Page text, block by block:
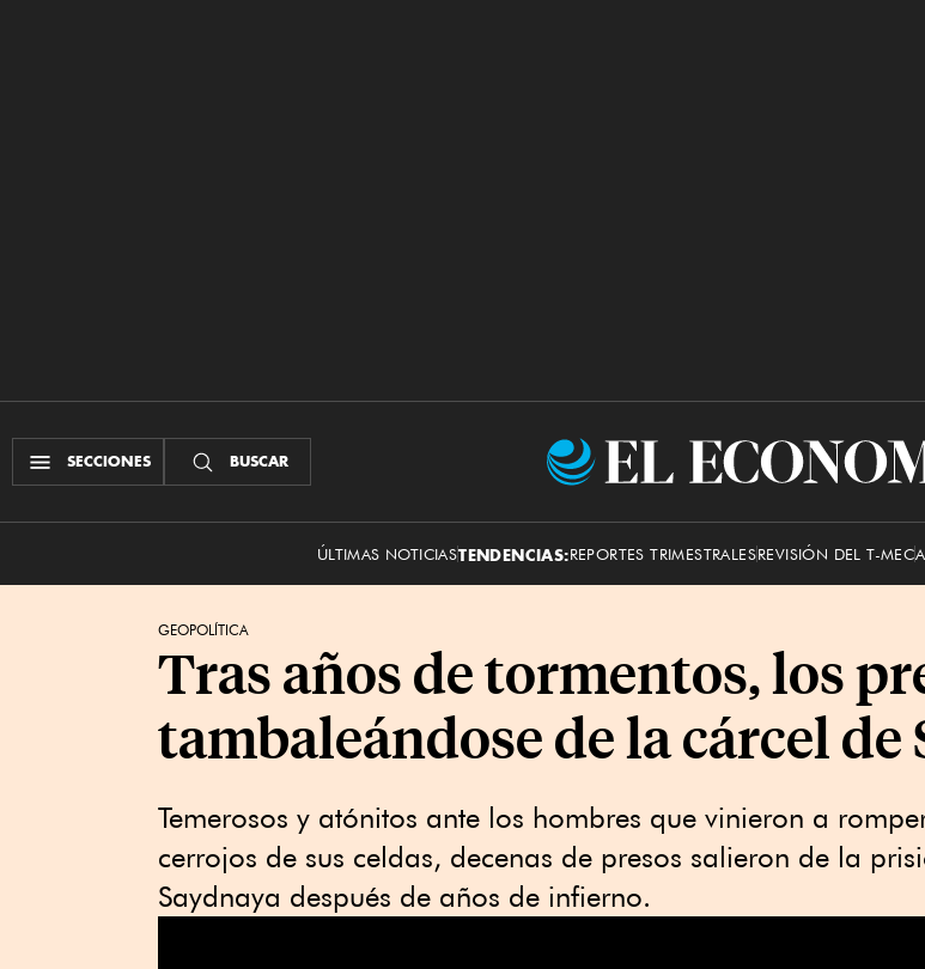
SECCIONES BUSCAR
El
ÚLTIMAS NOTICIASTENDENCIAS:REPORTES TRIMESTRALESREVISIÓN DEL T-MEC
GEOPOLÍTICA
Tras años de tormentos, los
tambaleándose de la cárcel de
Temerosos y atónitos ante los hombres que vinieron a
cerrojos de sus celdas, decenas de presos salieron de la
Saydnaya después de años de infierno.